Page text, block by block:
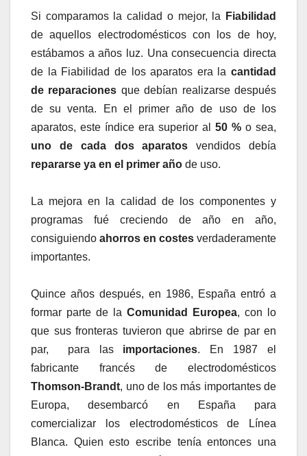
Si comparamos la calidad o mejor, la
Fiabilidad
de aquellos electrodomésticos con los de hoy,
estábamos a años luz. Una consecuencia directa
de la Fiabilidad de los aparatos era la cantidad
de reparaciones que debían realizarse después
de su venta. En el primer año de uso de los
aparatos, este índice era superior al 50 % o sea,
uno de cada dos aparatos vendidos debía
repararse ya en el primer año de uso.
La mejora en la calidad de los componentes y
programas fué creciendo de año en año,
consiguiendo ahorros en costes verdaderamente
importantes.
Quince años después, en 1986, España entró a
formar parte de la Comunidad Europea, con lo
que sus fronteras tuvieron que abrirse de par en
par, para las importaciones. En 1987 el
fabricante francés de electrodomésticos
Thomson-Brandt, uno de los más importantes de
Europa, desembarcó en España para
comercializar los electrodomésticos de Línea
Blanca. Quien esto escribe tenía entonces una